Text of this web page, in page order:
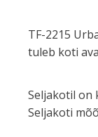
TF-2215
tuleb koti
Seljakotil on
Seljakoti